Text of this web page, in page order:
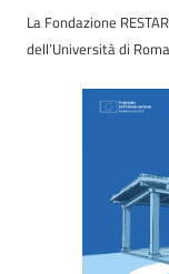
La Fondazione
dell’Università di